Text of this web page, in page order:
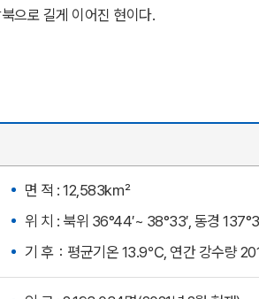
으로 길게 이어진 현이다.
면 적 : 12,583k㎡
위 치 : 북위 36°44′~ 38°33′, 동경
기 후：평균기온 13.9℃, 연간 강수량